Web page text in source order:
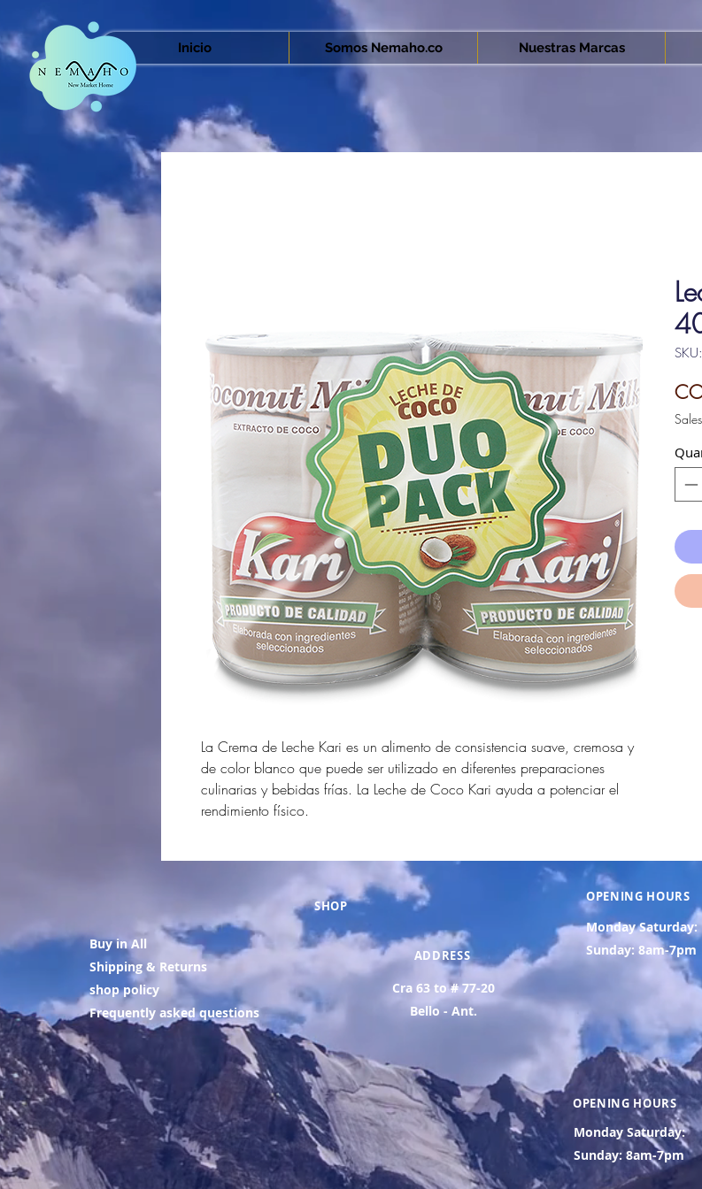
Inicio Somos Nemaho.co Nuestras Marcas
La Crema de Leche Kari es un alimento de consistencia suave, cremosa y
de color blanco que puede ser utilizado en diferentes preparaciones
culinarias y bebidas frías. La Leche de Coco Kari ayuda a potenciar el
rendimiento físico.
SHOP
Buy in All
Shipping & Returns
shop policy
Frequently asked questions
ADDRESS
Cra 63 to # 77-20
Bello - Ant.
OPENING HOURS
Monday Saturday:
Sunday: 8am-7pm
OPENING HOURS
Monday Saturday:
Sunday: 8am-7pm